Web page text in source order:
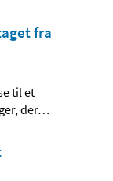
fra
til et
der…